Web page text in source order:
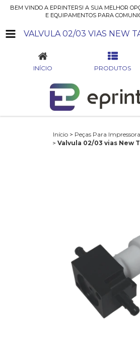
BEM VINDO A EPRINTERS! A SUA MELHOR
E EQUIPAMENTOS PARA
INÍCIO PRODUTOS
Início > Peças Para
> Valvula 02/03 vias New